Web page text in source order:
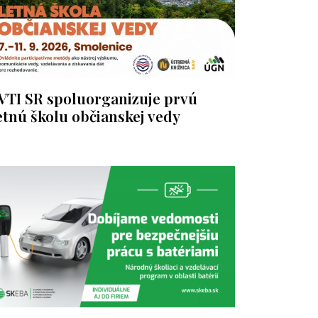
SR spoluorganizuje prvú
školu občianskej vedy